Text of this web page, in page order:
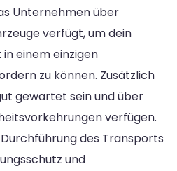
Unternehmen über
verfügt, um dein
einem einzigen
zu können. Zusätzlich
gewartet sein und über
verfügen.
des Transports
und